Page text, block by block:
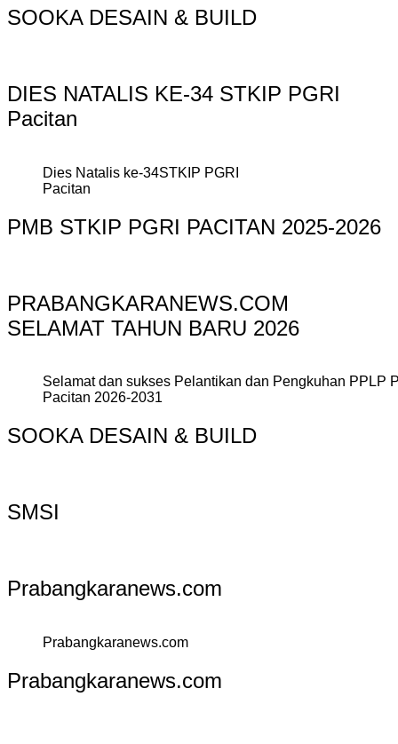
SOOKA DESAIN & BUILD
DIES NATALIS KE-34 STKIP PGRI
Pacitan
Dies Natalis ke-34STKIP PGRI
Pacitan
PMB STKIP PGRI PACITAN 2025-2026
PRABANGKARANEWS.COM
SELAMAT TAHUN BARU 2026
Selamat dan sukses Pelantikan dan Pengkuhan PPLP
Pacitan 2026-2031
SOOKA DESAIN & BUILD
SMSI
Prabangkaranews.com
Prabangkaranews.com
Prabangkaranews.com